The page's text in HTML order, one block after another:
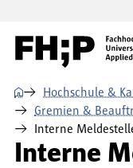
Direkt zur
⌂ Hochschule &
Gremien &
Interne
Interne